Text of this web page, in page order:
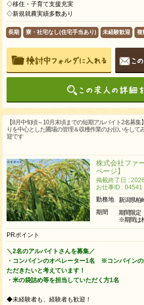
◇移住・子育て支援充実
◇新規就農実績多数あり
長期 寮・社宅なし(住宅手当あり) 未経験歓迎 複
【8月中旬頃～10月末頃までの短期アルバイト2名募
りを中心とした圃場の管理＆収穫作業のお伝いをし
迎です
株式会社ファ
ページ】
掲載終了日 :
お仕事ID : 04541
勤務地
新潟県柏
期間
期間限定
※期間は
PRポイント
＼2名のアルバイトさんを募集／
・コンバインのオペレーター1名 ※コンバイン
ただきたいと考えています！
・米の袋詰め等を担当していただく方1名
◆未経験者も、経験者も歓迎！